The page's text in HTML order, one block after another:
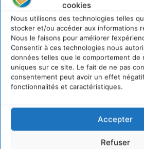
cookies
Nous utilisons des technologies telles
stocker et/ou accéder aux informations
Nous le faisons pour améliorer
Consentir à ces technologies nous
données telles que le comportement de
uniques sur ce site. Le fait de ne pas
consentement peut avoir un effet
fonctionnalités et caractéristiques.
Accepter
Refuser
Soutenir un
pastoralisme
faveur de socio-
écosystèmes